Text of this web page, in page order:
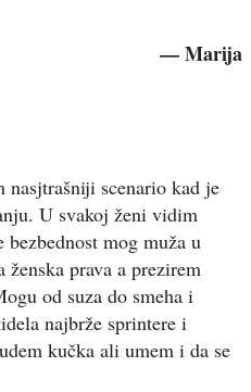
— Marija
nasjtrašniji scenario kad je
U svakoj ženi vidim
mog muža u
prava a prezirem
od suza do smeha i
najbrže sprintere i
kučka ali umem i da se